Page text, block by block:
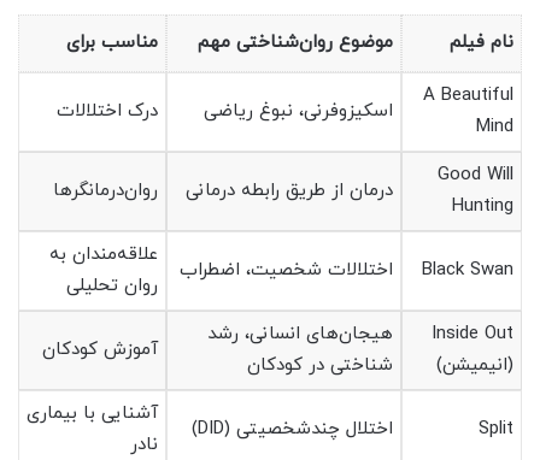
نام فیلم موضوع روان‌شناختی مهم مناسب برای
A Beautiful
Mind
اسکیزوفرنی، نبوغ ریاضی درک اختلالات
Good Will
Hunting
درمان از طریق رابطه درمانی روان‌درمانگرها
Black Swan اختلالات شخصیت، اضطراب
علاقه‌مندان به
روان تحلیلی
Inside Out
(انیمیشن)
هیجان‌های انسانی، رشد
شناختی در کودکان
آموزش کودکان
Split اختلال چندشخصیتی (DID)
آشنایی با بیماری
نادر